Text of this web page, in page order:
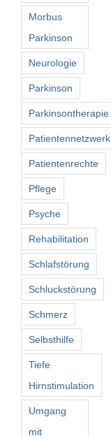
Morbus
Parkinson
Neurologie
Parkinson
Parkinsontherapie
Patientennetzwerk
Patientenrechte
Pflege
Psyche
Rehabilitation
Schlafstörung
Schluckstörung
Schmerz
Selbsthilfe
Tiefe
Hirnstimulation
Umgang
mit